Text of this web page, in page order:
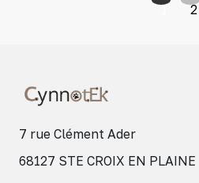
1 2
7 rue Clément Ader
68127 STE CROIX EN PLAINE